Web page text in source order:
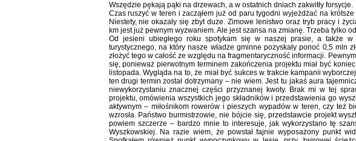
Wszędzie pękają pąki na drzewach, a w ostatnich dniach zakwitły forsycje.
Czas ruszyć w teren i zacząłem już od paru tygodni wyjeżdżać na
Niestety, nie okazały się zbyt duże. Zimowe lenistwo oraz tryb pracy i
km jest już pewnym wyzwaniem. Ale jest szansa na zmianę. Trzeba tylko
Od jesieni ubiegłego roku spotykam się w naszej prasie, a także
turystycznego, na który nasze władze gminne pozyskały ponoć 0,5 mln
złożyć tego w całość ze względu na fragmentaryczność informacji.
się, ponieważ pierwotnym terminem zakończenia projektu miał być
listopada. Wygląda na to, że miał być sukces w trakcie kampanii
ten drugi termin został dotrzymany – nie wiem. Jest tu jakaś aura
niewykorzystaniu znacznej części przyznanej kwoty. Brak mi w tej
projektu, omówienia wszystkich jego składników i przedstawienia go
aktywnym – miłośnikom rowerów i pieszych wypadów w teren, czy też
wzrosła. Państwo burmistrzowie, nie bójcie się, przedstawcie projekt
powiem szczerze – bardzo mnie to interesuje, jak wykorzystano tę
Wyszkowskiej. Na razie wiem, że powstał fajnie wyposażony punkt